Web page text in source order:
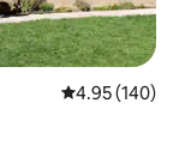
レビュー140
4.95 (140)